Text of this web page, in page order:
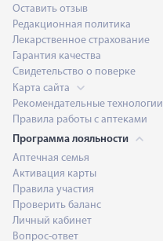
Оставить отзыв
Редакционная политика
Лекарственное страхование
Гарантия качества
Свидетельство о поверке
Карта сайта
Рекомендательные технологии
Правила работы с аптеками
Программа лояльности
Аптечная семья
Активация карты
Правила участия
Проверить баланс
Личный кабинет
Вопрос-ответ